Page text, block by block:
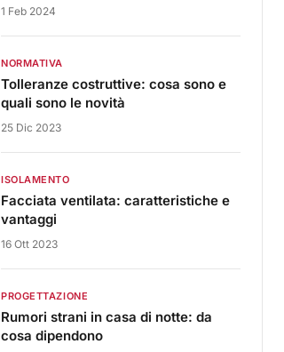
1 Feb 2024
NORMATIVA
Tolleranze costruttive: cosa sono e
quali sono le novità
25 Dic 2023
ISOLAMENTO
Facciata ventilata: caratteristiche e
vantaggi
16 Ott 2023
PROGETTAZIONE
Rumori strani in casa di notte: da
cosa dipendono